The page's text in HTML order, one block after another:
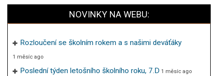
NOVINKY NA WEBU:
Rozloučení se školním rokem a s našimi deváťáky
1 měsíc ago
Poslední týden letošního školního roku, 7.D 1 měsíc ago